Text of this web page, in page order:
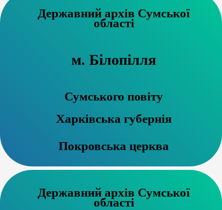
Державний архів Сумської
області
м. Білопілля
Сумського повіту
Харківська губернія
Покровська церква
Державний архів Сумської
області